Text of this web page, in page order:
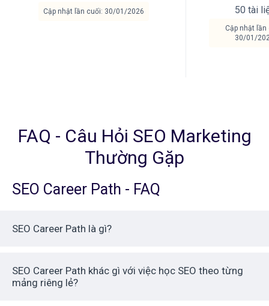
Cập nhật lần cuối: 30/01/2026 50 tài
Cập nhật lần
30/01/
FAQ - Câu Hỏi SEO Marketing
Thường Gặp
SEO Career Path - FAQ
SEO Career Path là gì?
SEO Career Path khác gì với việc học SEO theo từng
mảng riêng lẻ?